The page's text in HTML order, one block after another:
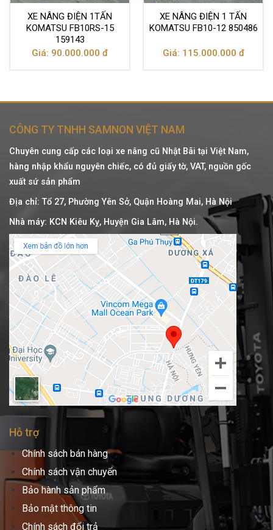
XE NÂNG ĐIỆN 1TẤN
KOMATSU FB10RS-15
159143
Giá: 90.000.000 đ
XE NÂNG ĐIỆN 1 TẤN
KOMATSU FB10-12 850486
Giá: 115.000.000 đ
CÔNG TY TNHH SAMNON VIỆT NAM
Chuyên cung cấp các loại xe nâng cũ Nhật Bãi tại Việt Nam,
hàng nhập khẩu nguyên chiếc, có đủ giấy tờ, VAT, nguồn gốc
xuất sứ sản phẩm
Địa chỉ: Tổ 27, Phường Yên Sở, Quận Hoàng Mai, Hà Nội
Nhà máy: KCN Kiêu Kỵ, Huyện Gia Lâm, Hà Nội.
Hỗ trợ
Chính sách bán hàng
Chính sách vận chuyển
Bảo hành sản phẩm
Bảo mật thông tin
Chính sách đổi trả